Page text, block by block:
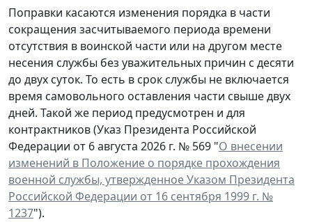
Поправки касаются изменения порядка в части
сокращения засчитываемого периода времени
отсутствия в воинской части или на другом месте
несения службы без уважительных причин с десяти
до двух суток. То есть в срок службы не включается
время самовольного оставления части свыше двух
дней. Такой же период предусмотрен и для
контрактников (Указ Президента Российской
Федерации от 6 августа 2026 г. № 569 "О внесении
изменений в Положение о порядке прохождения
военной службы, утвержденное Указом Президента
Российской Федерации от 16 сентября 1999 г. №
1237").